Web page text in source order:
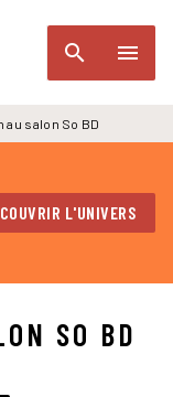
search menu
au salon So BD
L'UNIVERS
SO BD